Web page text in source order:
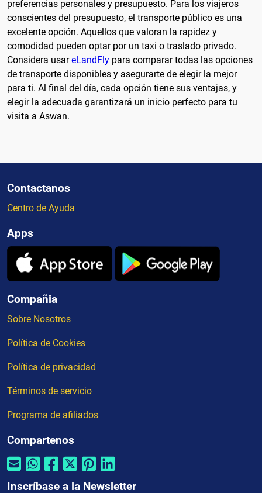
preferencias personales y presupuesto. Para los viajeros
conscientes del presupuesto, el transporte público es una
excelente opción. Aquellos que valoran la rapidez y
comodidad pueden optar por un taxi o traslado privado.
Considera usareLandFly para comparar todas las opciones
de transporte disponibles y asegurarte de elegir la mejor
para ti. Al final del día, cada opción tiene sus ventajas, y
elegir la adecuada garantizará un inicio perfecto para tu
visita a Aswan.
Contactanos
Centro de Ayuda
Apps
Compañia
Sobre Nosotros
Política de Cookies
Política de privacidad
Términos de servicio
Programa de afiliados
Compartenos
Inscríbase a la Newsletter